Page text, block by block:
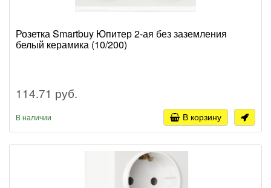
Розетка Smartbuy Юпитер 2-ая без заземления
белый керамика (10/200)
114.71 руб.
В наличии В корзину